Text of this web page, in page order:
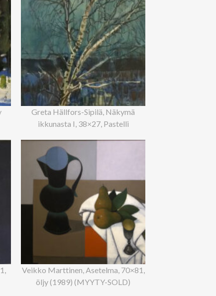
Greta Hällfors-Sipilä, Näkymä
ikkunasta I, 38×27, Pastelli
Veikko Marttinen, Asetelma, 70×81,
öljy (1989) (MYYTY-SOLD)